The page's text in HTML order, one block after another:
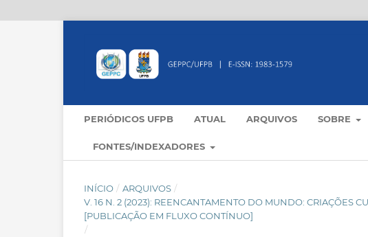
PERIÓDICOS UFPB ATUAL ARQUIVOS SOBRE
FONTES/INDEXADORES
INÍCIO / ARQUIVOS /
V. 16 N. 2 (2023): REENCANTAMENTO DO MUNDO: CRIAÇÕES
[PUBLICAÇÃO EM FLUXO CONTÍNUO]
/